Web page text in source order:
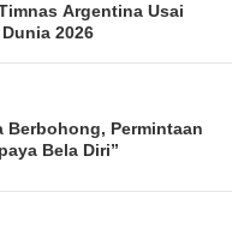
Argentina Usai
2026
Berbohong, Permintaan
Bela Diri”